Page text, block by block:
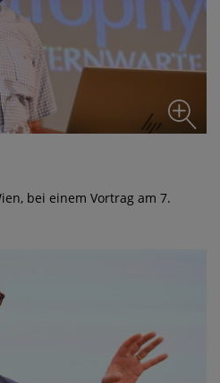
bei einem Vortrag am 7.